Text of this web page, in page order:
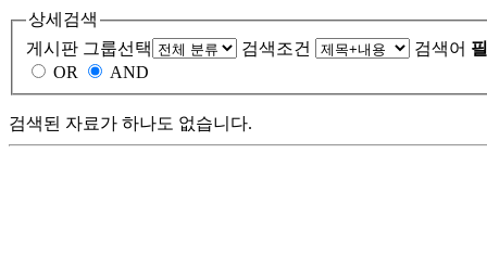
상세검색
게시판 그룹선택
검색조건 검색어
OR
AND
검색된 자료가 하나도 없습니다.